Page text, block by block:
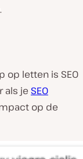
op letten is SEO
als je SEO
op de